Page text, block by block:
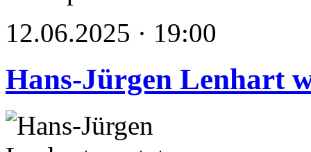
12.06.2025 · 19:00
Hans-Jürgen Lenhart